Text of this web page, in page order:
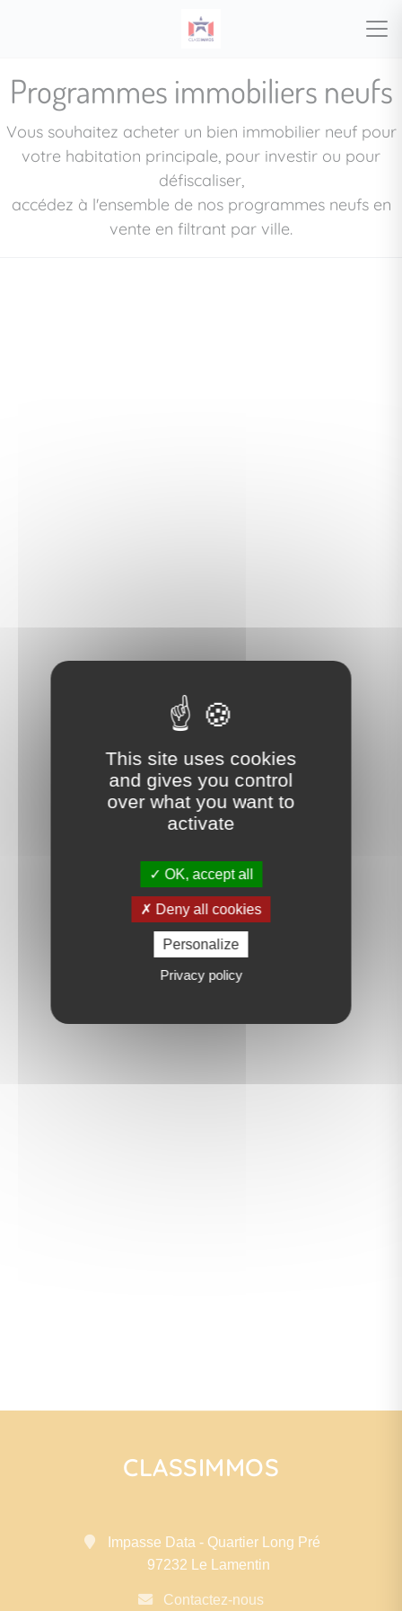
Programmes immobiliers neufs
Vous souhaitez acheter un bien immobilier neuf pour
votre habitation principale, pour investir ou pour
défiscaliser,
accédez à l'ensemble de nos programmes neufs en
vente en filtrant par ville.
CLASSIMMOS
Impasse Data - Quartier Long Pré
97232 Le Lamentin
Contactez-nous
This site uses cookies
and gives you control
over what you want to
activate
OK, accept all
Deny all cookies
Personalize
Privacy policy